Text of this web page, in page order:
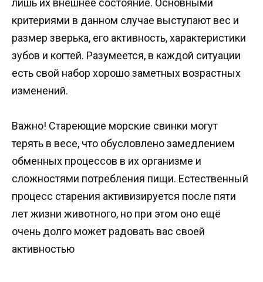
лишь их внешнее состояние. Основными
критериями в данном случае выступают вес и
размер зверька, его активность, характеристики
зубов и когтей. Разумеется, в каждой ситуации
есть свой набор хорошо заметных возрастных
изменений.
Важно! Стареющие морские свинки могут
терять в весе, что обусловлено замедлением
обменных процессов в их организме и
сложностями потребления пищи. Естественный
процесс старения активизируется после пяти
лет жизни животного, но при этом оно ещё
очень долго может радовать вас своей
активностью